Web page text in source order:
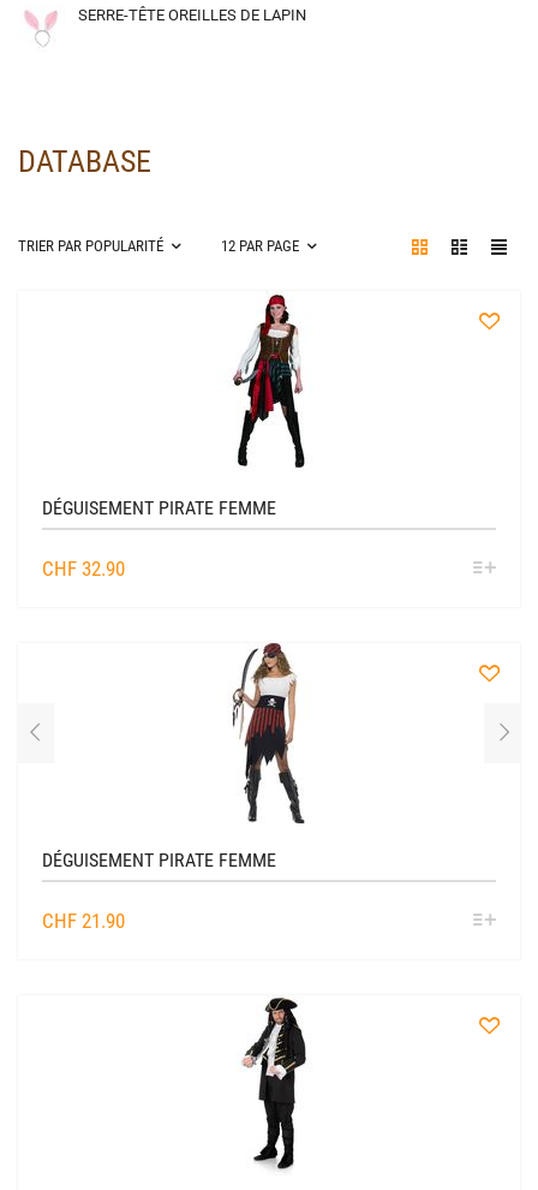
SERRE-TÊTE OREILLES DE LAPIN
DATABASE
TRIER PAR POPULARITÉ 12 PAR PAGE
DÉGUISEMENT PIRATE FEMME
CHF 32.90
la
DÉGUISEMENT PIRATE FEMME
CHF 21.90